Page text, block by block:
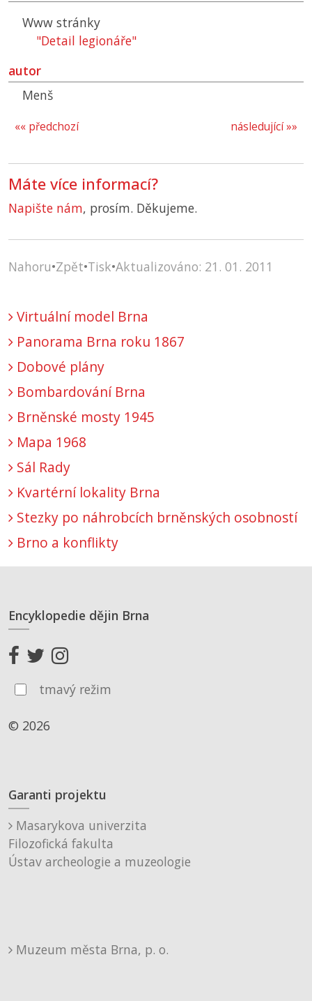
Www stránky
"Detail legionáře"
autor
Menš
následující »»
«« předchozí
Máte více informací?
Napište nám, prosím. Děkujeme.
Nahoru•Zpět•Tisk•Aktualizováno: 21. 01. 2011
Virtuální model Brna
Panorama Brna roku 1867
Dobové plány
Bombardování Brna
Brněnské mosty 1945
Mapa 1968
Sál Rady
Kvartérní lokality Brna
Stezky po náhrobcích brněnských osobností
Brno a konflikty
Encyklopedie dějin Brna
tmavý režim
© 2026
Garanti projektu
Masarykova univerzita
Filozofická fakulta
Ústav archeologie a muzeologie
Muzeum města Brna, p. o.